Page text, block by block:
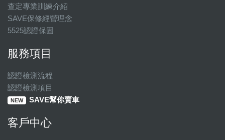
查定專業訓練介紹
SAVE保修經營理念
5525認證保固
服務項目
認證檢測流程
認證檢測項目
NEW SAVE幫你賣車
客戶中心